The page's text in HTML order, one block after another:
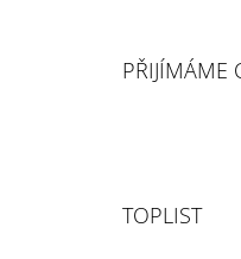
PŘIJÍMÁME
TOPLIST